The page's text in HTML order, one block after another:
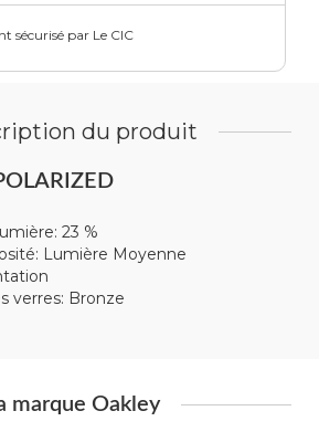
du produit
23 %
Lumière Moyenne
verres: Bronze
marque Oakley